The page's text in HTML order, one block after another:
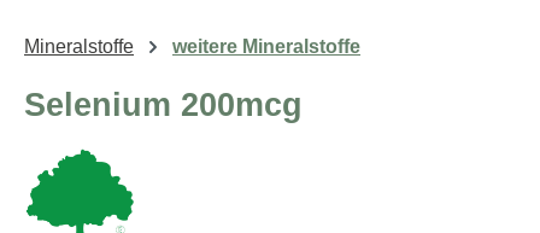
Mineralstoffe weitere Mineralstoffe
Selenium 200mcg